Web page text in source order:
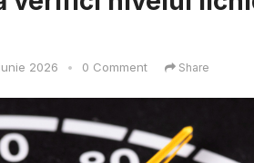
2026 • 0 Comment Share